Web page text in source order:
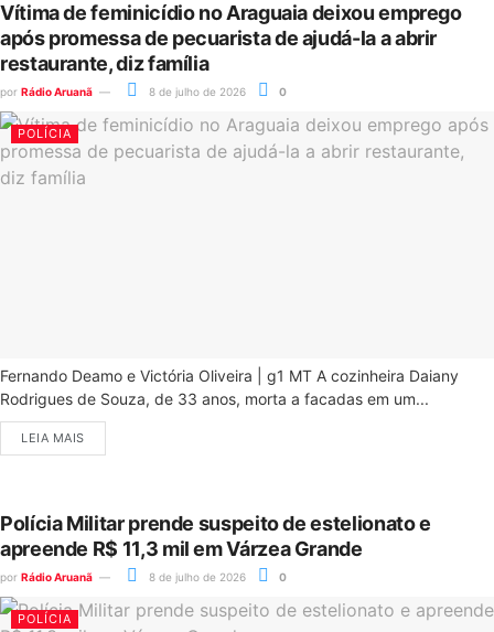
Vítima de feminicídio no Araguaia deixou emprego
após promessa de pecuarista de ajudá-la a abrir
restaurante, diz família
por Rádio Aruanã 8 de julho de 2026 0
POLÍCIA
Fernando Deamo e Victória Oliveira | g1 MT A cozinheira Daiany
Rodrigues de Souza, de 33 anos, morta a facadas em um...
LEIA MAIS
Polícia Militar prende suspeito de estelionato e
apreende R$ 11,3 mil em Várzea Grande
por Rádio Aruanã 8 de julho de 2026 0
POLÍCIA